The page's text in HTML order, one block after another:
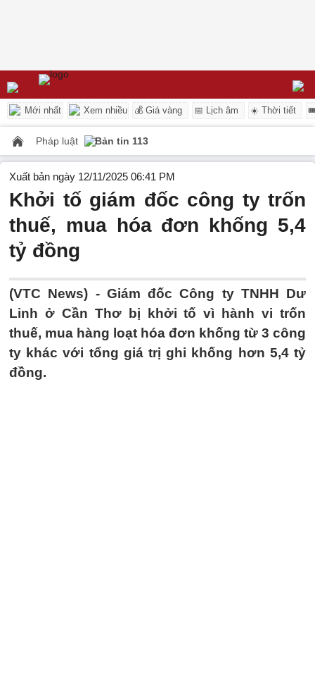
Mới nhất Xem nhiều 💰 Giá vàng 📅 Lịch âm ☀️ Thời tiết
Pháp luật Bản tin 113
Xuất bản ngày 12/11/2025 06:41 PM
Khởi tố giám đốc công ty trốn
thuế, mua hóa đơn khống 5,4
tỷ đồng
(VTC News) - Giám đốc Công ty TNHH Dư
Linh ở Cần Thơ bị khởi tố vì hành vi trốn
thuế, mua hàng loạt hóa đơn khống từ 3 công
ty khác với tổng giá trị ghi khống hơn 5,4 tỷ
đồng.